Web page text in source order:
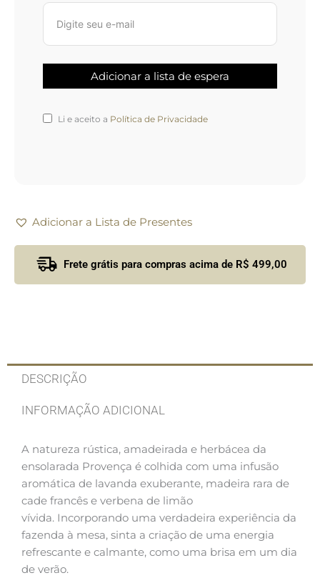
Li e aceito a Política de Privacidade
Adicionar a Lista de Presentes
Frete grátis para compras acima de R$ 499,00
DESCRIÇÃO
INFORMAÇÃO ADICIONAL
A natureza rústica, amadeirada e herbácea da
ensolarada Provença é colhida com uma infusão
aromática de lavanda exuberante, madeira rara de
cade francês e verbena de limão
vívida. Incorporando uma verdadeira experiência da
fazenda à mesa, sinta a criação de uma energia
refrescante e calmante, como uma brisa em um dia
de verão.